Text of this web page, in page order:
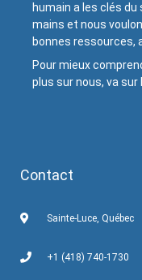
humain a les clés
mains et nous
bonnes ressources,
Pour mieux
plus sur nous, va sur
Contact
Sainte-Luce, Québec
+1 (418) 740-1730